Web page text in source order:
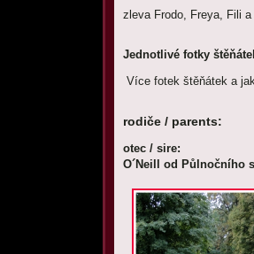
zleva Frodo, Freya, Fili a
Jednotlivé fotky
Více fotek štěňátek a
rodiče / parents:
otec /
O´Neill od